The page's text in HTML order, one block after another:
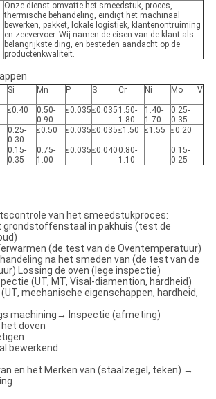
Onze dienst omvatte het smeedstuk, proces,
thermische behandeling, eindigt het machinaal
bewerken, pakket, lokale logistiek, klantenontruiming
en zeevervoer. Wij namen de eisen van de klant als
belangrijkste ding, en besteden aandacht op de
productenkwaliteit.
Si Mn P S Cr Ni Mo V
≤0.40
0.50-
0.90
≤0.035≤0.035 1.50-
1.80
1.40-
1.70
0.25-
0.35
0.25-
0.30
≤0.50 ≤0.035≤0.035≤1.50 ≤1.55 ≤0.20
0.15-
0.35
0.75-
1.00
≤0.035≤0.040 0.80-
1.10
0.15-
0.25
van het smeedstukproces:
grondstoffenstaal in pakhuis (test de
(de test van de Oventemperatuur)
na het smeden van (de test van de
Lossing de oven (lege inspectie)
(UT, MT, Visal-diamention, hardheid)
mechanische eigenschappen, hardheid,
machining→ Inspectie (afmeting)
doven
bewerkend
en het Merken van (staalzegel, teken) →